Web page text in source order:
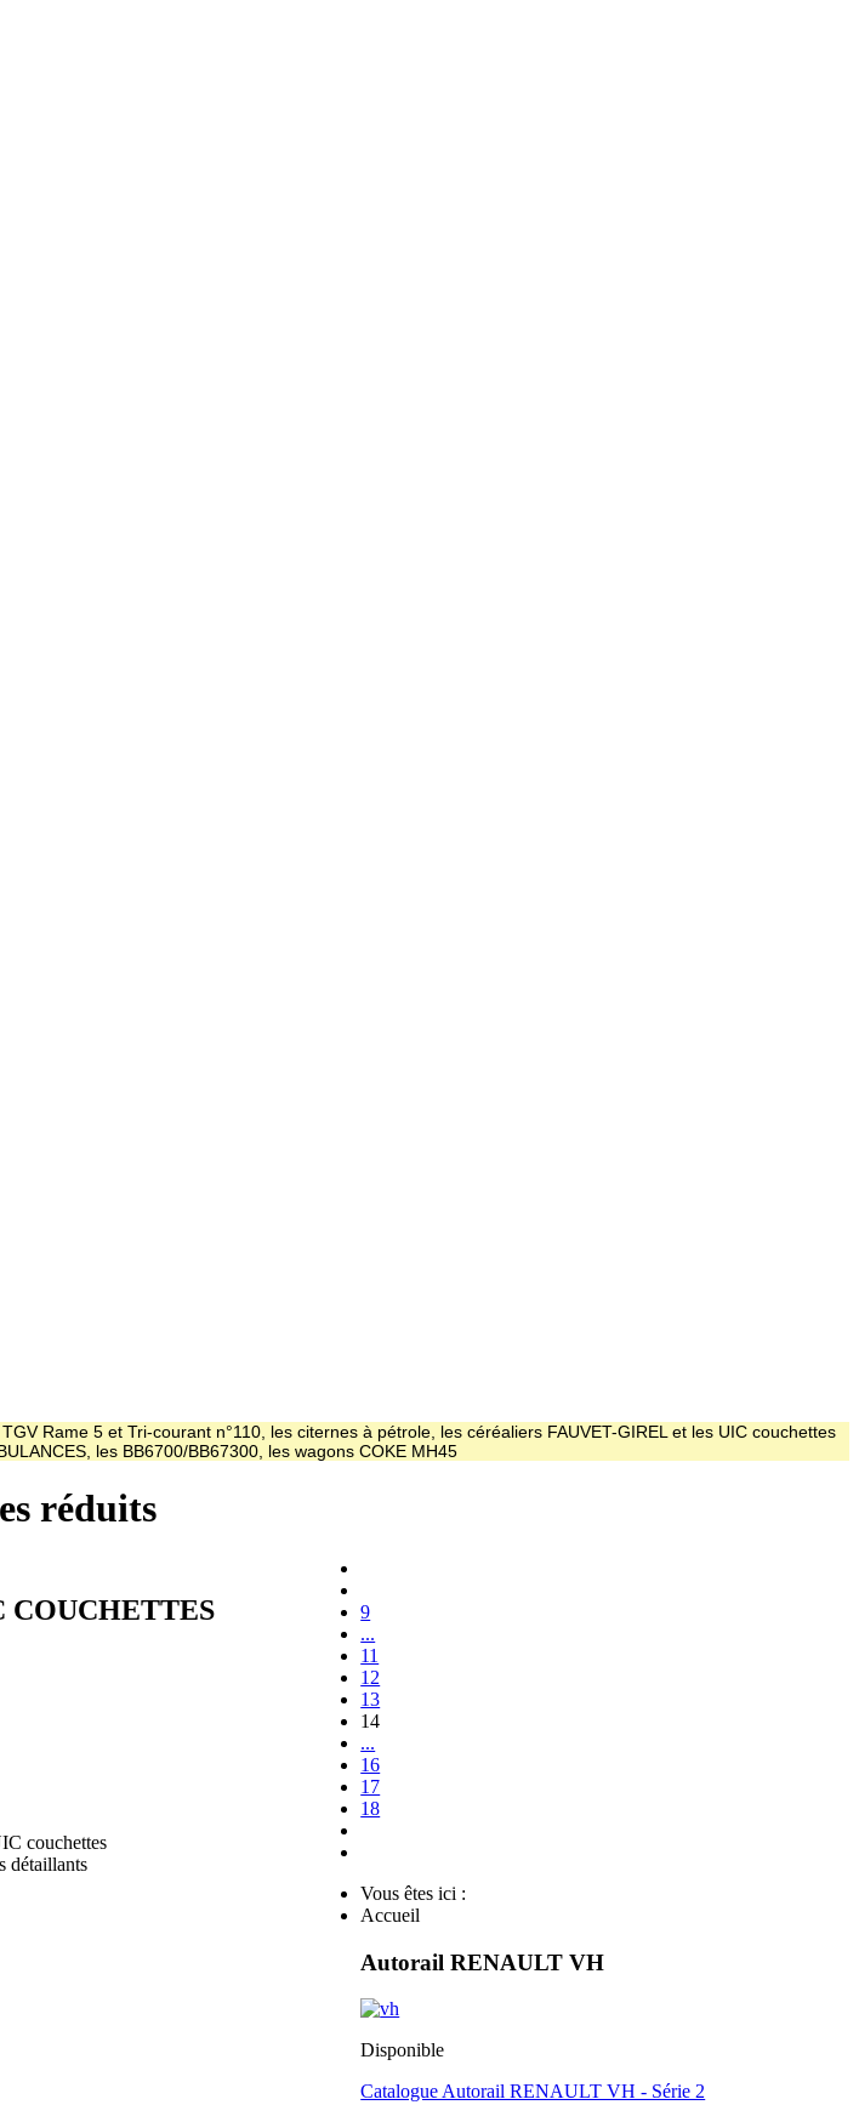
Rame 5 et Tri-courant n°110, les citernes à pétrole, les céréaliers FAUVET-GIREL et les UIC couchettes
les BB6700/BB67300, les wagons COKE MH45
réduits
COUCHETTES
couchettes
détaillants
9
...
11
12
13
14
...
16
17
18
Vous êtes ici :
Accueil
Autorail RENAULT VH
Disponible
Catalogue Autorail RENAULT VH - Série 2